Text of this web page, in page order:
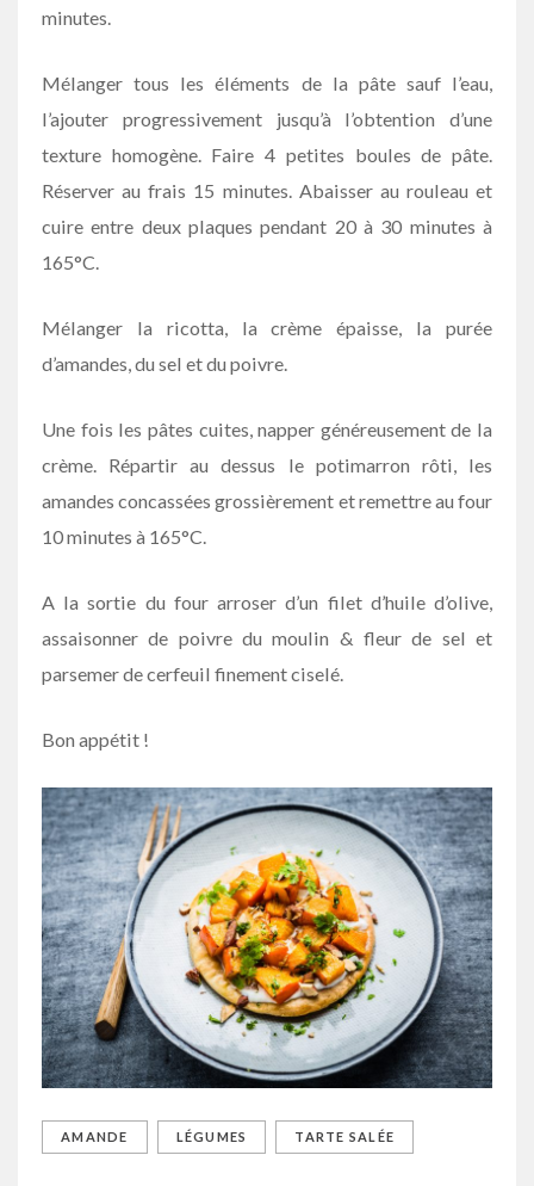
minutes.
Mélanger tous les éléments de la pâte sauf l’eau,
l’ajouter progressivement jusqu’à l’obtention d’une
texture homogène. Faire 4 petites boules de pâte.
Réserver au frais 15 minutes. Abaisser au rouleau et
cuire entre deux plaques pendant 20 à 30 minutes à
165°C.
Mélanger la ricotta, la crème épaisse, la purée
d’amandes, du sel et du poivre.
Une fois les pâtes cuites, napper généreusement de la
crème. Répartir au dessus le potimarron rôti, les
amandes concassées grossièrement et remettre au four
10 minutes à 165°C.
A la sortie du four arroser d’un filet d’huile d’olive,
assaisonner de poivre du moulin & fleur de sel et
parsemer de cerfeuil finement ciselé.
Bon appétit !
AMANDE LÉGUMES TARTE SALÉE